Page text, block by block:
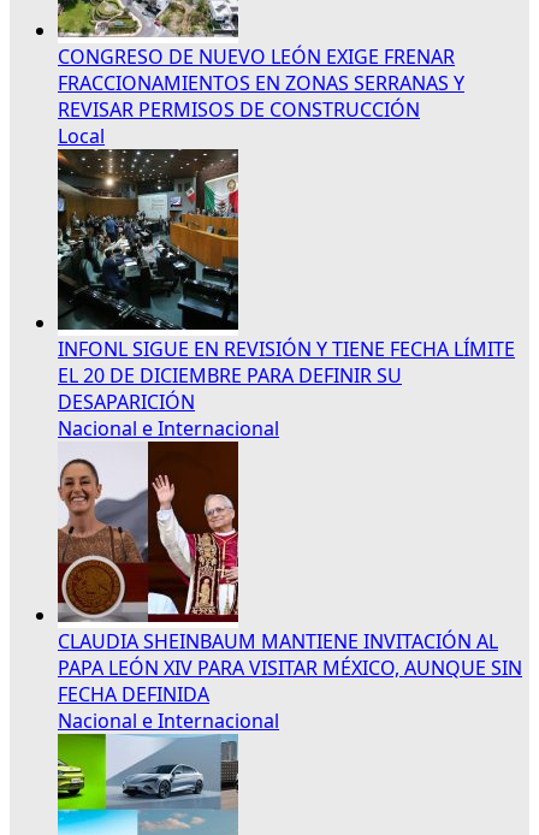
CONGRESO DE NUEVO LEÓN EXIGE FRENAR
FRACCIONAMIENTOS EN ZONAS SERRANAS Y
REVISAR PERMISOS DE CONSTRUCCIÓN
Local
INFONL SIGUE EN REVISIÓN Y TIENE FECHA LÍMITE
EL 20 DE DICIEMBRE PARA DEFINIR SU
DESAPARICIÓN
Nacional e Internacional
CLAUDIA SHEINBAUM MANTIENE INVITACIÓN AL
PAPA LEÓN XIV PARA VISITAR MÉXICO, AUNQUE SIN
FECHA DEFINIDA
Nacional e Internacional